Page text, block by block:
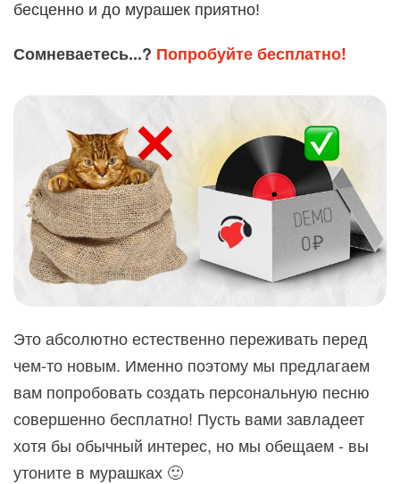
бесценно и до мурашек приятно!
Сомневаетесь...? Попробуйте бесплатно!
Это абсолютно естественно переживать перед
чем-то новым. Именно поэтому мы предлагаем
вам попробовать создать персональную песню
совершенно бесплатно! Пусть вами завладеет
хотя бы обычный интерес, но мы обещаем - вы
утоните в мурашках 🙂